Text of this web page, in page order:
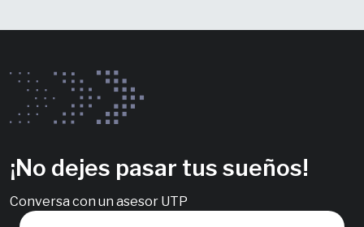
¡No dejes pasar tus sueños!
Conversa con un asesor UTP